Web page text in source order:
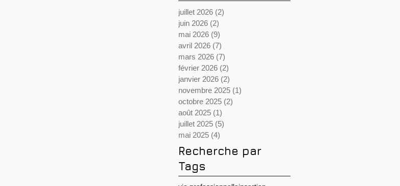
juillet 2026 (2)
juin 2026 (2)
mai 2026 (9)
avril 2026 (7)
mars 2026 (7)
février 2026 (2)
janvier 2026 (2)
novembre 2025 (1)
octobre 2025 (2)
août 2025 (1)
juillet 2025 (5)
mai 2025 (4)
Recherche par
Tags